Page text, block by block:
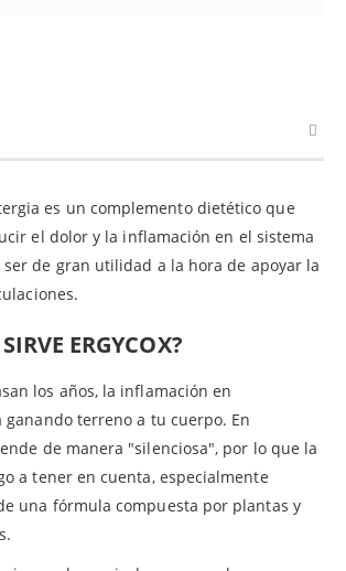
es un complemento dietético que
el dolor y la inflamación en el sistema
ser de gran utilidad a la hora de apoyar la
ERGYCOX?
los años, la inflamación en
ganando terreno a tu cuerpo. En
de manera "silenciosa", por lo que la
a tener en cuenta, especialmente
una fórmula compuesta por plantas y